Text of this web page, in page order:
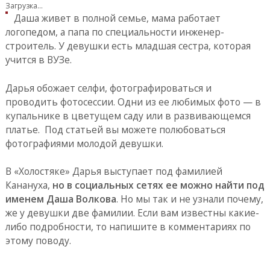
Загрузка...
Даша живет в полной семье, мама работает
логопедом, а папа по специальности инженер-
строитель. У девушки есть младшая сестра, которая
учится в ВУЗе.
Дарья обожает селфи, фотографироваться и
проводить фотосессии. Одни из ее любимых фото — в
купальнике в цветущем саду или в развивающемся
платье. Под статьей вы можете полюбоваться
фотографиями молодой девушки.
В «Холостяке» Дарья выступает под фамилией
Канануха, но в социальных сетях ее можно найти под
именем Даша Волкова. Но мы так и не узнали почему,
же у девушки две фамилии. Если вам известны какие-
либо подробности, то напишите в комментариях по
этому поводу.